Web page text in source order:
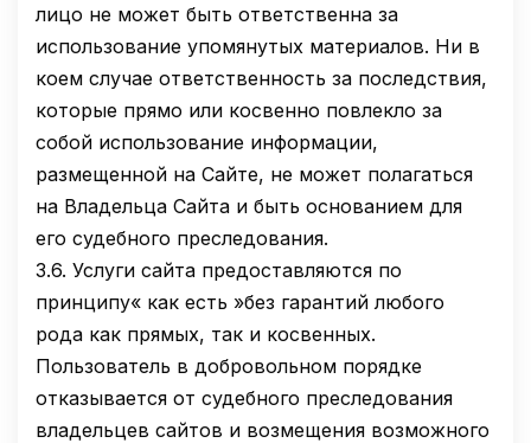
лицо не может быть ответственна за
использование упомянутых материалов. Ни в
коем случае ответственность за последствия,
которые прямо или косвенно повлекло за
собой использование информации,
размещенной на Сайте, не может полагаться
на Владельца Сайта и быть основанием для
его судебного преследования.
3.6. Услуги сайта предоставляются по
принципу« как есть »без гарантий любого
рода как прямых, так и косвенных.
Пользователь в добровольном порядке
отказывается от судебного преследования
владельцев сайтов и возмещения возможного